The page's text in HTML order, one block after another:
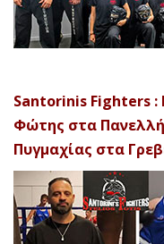
Santorinis Fighters :
Φώτης στα
Πυγμαχίας στα